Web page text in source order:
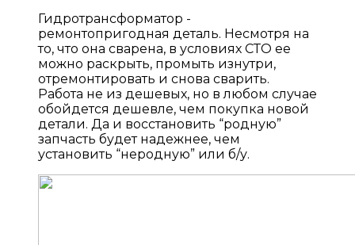
Гидротрансформатор -
ремонтопригодная деталь. Несмотря на
то, что она сварена, в условиях СТО ее
можно раскрыть, промыть изнутри,
отремонтировать и снова сварить.
Работа не из дешевых, но в любом случае
обойдется дешевле, чем покупка новой
детали. Да и восстановить “родную”
запчасть будет надежнее, чем
установить “неродную” или б/у.